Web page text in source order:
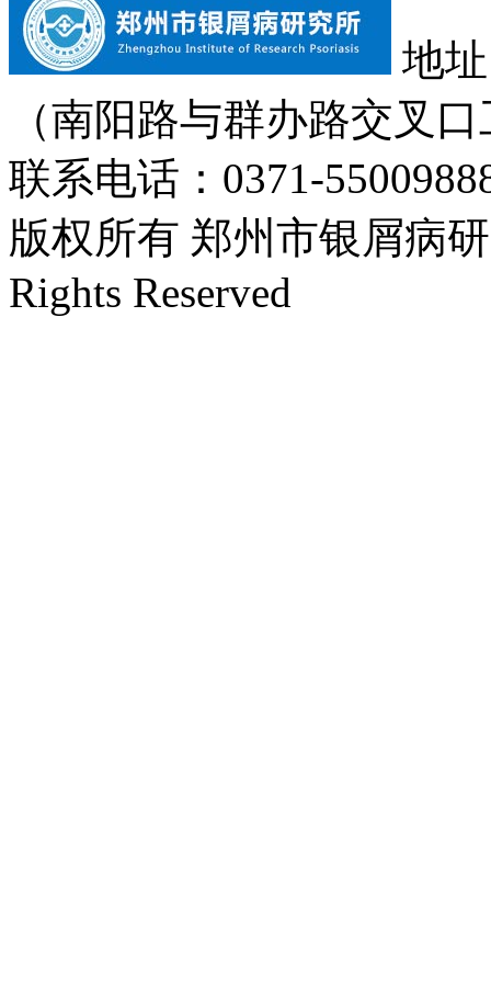
地
（南阳路与群办路交叉
联系电话：0371-
版权所有 郑州市银屑病
Rights Reserved